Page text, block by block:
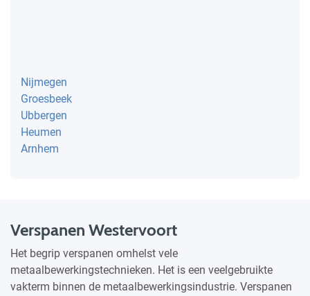
Nijmegen
Groesbeek
Ubbergen
Heumen
Arnhem
Verspanen Westervoort
Het begrip verspanen omhelst vele
metaalbewerkingstechnieken. Het is een veelgebruikte
vakterm binnen de metaalbewerkingsindustrie. Verspanen